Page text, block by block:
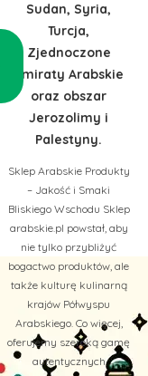
Sudan, Syria,
Turcja,
Zjednoczone
Emiraty Arabskie
oraz obszar
Jerozolimy i
Palestyny.
Sklep Arabskie Produkty
– Jakość i Smaki
Bliskiego Wschodu Sklep
arabskie.pl powstał, aby
nie tylko przybliżyć
bogactwo produktów, ale
także kulturę kulinarną
krajów Półwyspu
Arabskiego. Co więcej,
oferujemy szeroką gamę
autentycznych